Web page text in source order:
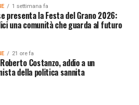
1 settimana fa
presenta la Festa del Grano 2026:
una comunità che guarda al futuro
21 ore fa
Costanzo, addio a un
della politica sannita